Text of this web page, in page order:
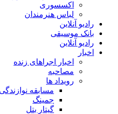
اکسسوری
لباس هنرمندان
رادیو آنلاین
بانک موسیقی
رادیو آنلاین
اخبار
اخبار اجراهای زنده
مصاحبه
رویداد ها
مسابقه نوازندگی
جمینگ
گیتار بتل